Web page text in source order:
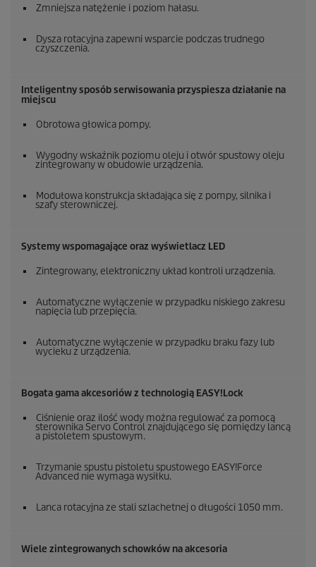
Zmniejsza natężenie i poziom hałasu.
Dysza rotacyjna zapewni wsparcie podczas trudnego
czyszczenia.
Inteligentny sposób serwisowania przyspiesza działanie na
miejscu
Obrotowa głowica pompy.
Wygodny wskaźnik poziomu oleju i otwór spustowy oleju
zintegrowany w obudowie urządzenia.
Modułowa konstrukcja składająca się z pompy, silnika i
szafy sterowniczej.
Systemy wspomagające oraz wyświetlacz LED
Zintegrowany, elektroniczny układ kontroli urządzenia.
Automatyczne wyłączenie w przypadku niskiego zakresu
napięcia lub przepięcia.
Automatyczne wyłączenie w przypadku braku fazy lub
wycieku z urządzenia.
Bogata gama akcesoriów z technologią EASY!Lock
Ciśnienie oraz ilość wody można regulować za pomocą
sterownika Servo Control znajdującego się pomiędzy lancą
a pistoletem spustowym.
Trzymanie spustu pistoletu spustowego EASY!Force
Advanced nie wymaga wysiłku.
Lanca rotacyjna ze stali szlachetnej o długości 1050 mm.
Wiele zintegrowanych schowków na akcesoria